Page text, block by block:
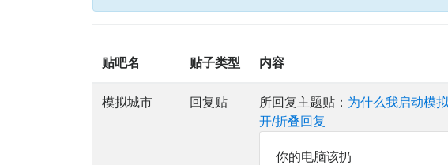
贴吧名 贴子类型 内容
模拟城市 回复贴 所回复主题贴： 为什么我启动模
开/折叠回复
你的电脑该扔